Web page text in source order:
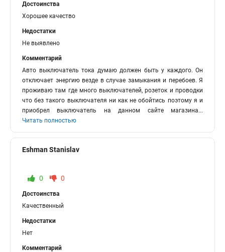
Достоинства
Хорошее качество
Недостатки
Не выявлено
Комментарий
Авто выключатель тока думаю должен быть у каждого. Он
отключает энергию везде в случае замыкания и перебоев. Я
проживаю там где много выключателей, розеток и проводки
что без такого выключателя ни как не обойтись поэтому я и
приобрел выключатель на данном сайте магазина...
Читать полностью
Eshman Stanislav
0 0
Достоинства
Качественный
Недостатки
Нет
Комментарий